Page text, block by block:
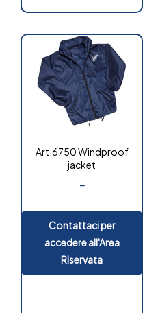
Art.6750 Windproof
jacket
-
Contattaci per
accedere all'Area
Riservata